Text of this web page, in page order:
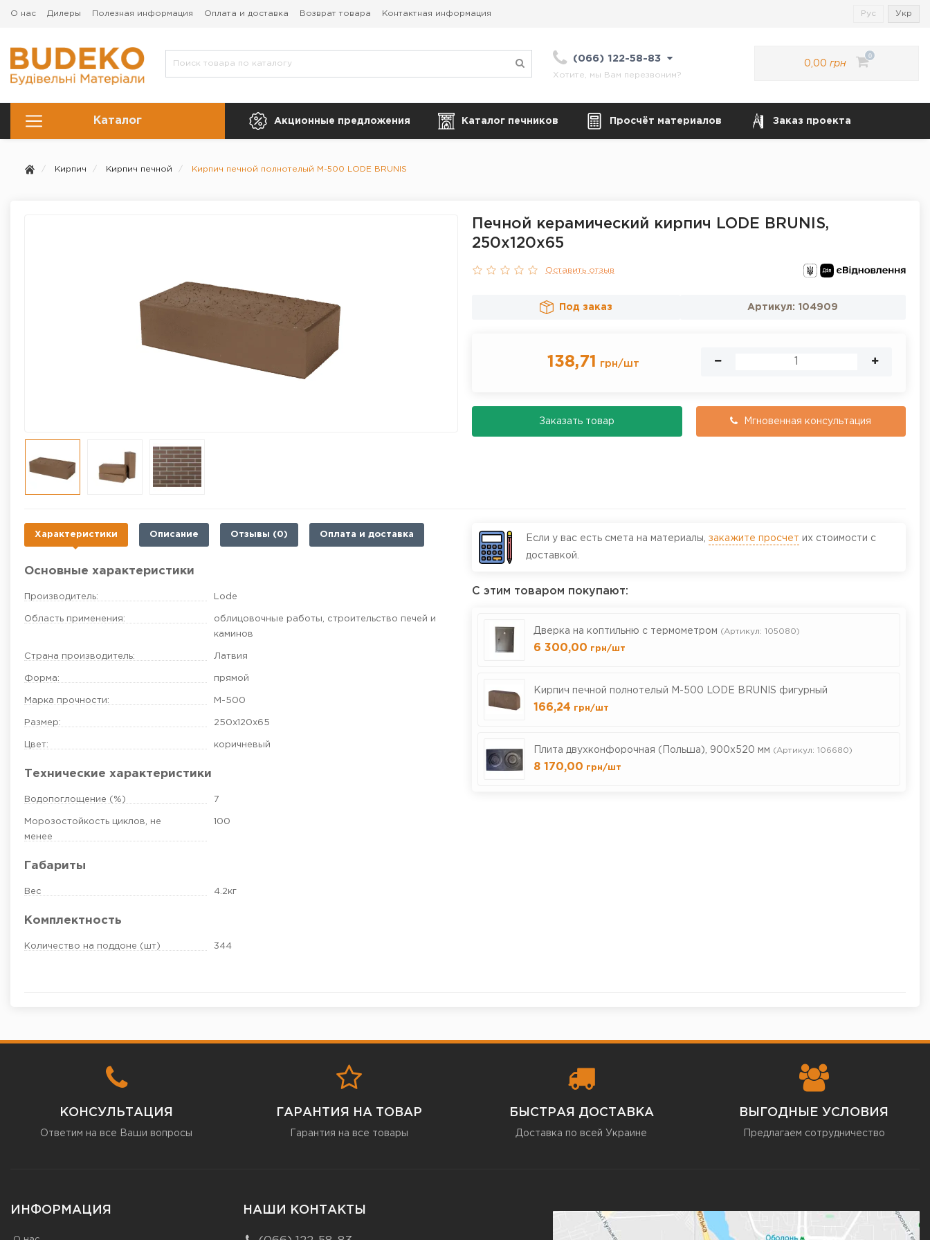
О нас Дилеры Полезная информация Оплата и доставка Возврат товара Контактная информация Рус Укр
(066) 122-58-83
Хотите, мы Вам перезвоним?
0,00 грн
0
Каталог Акционные предложения Каталог печников Просчёт материалов Заказ проекта
Кирпич Кирпич печной Кирпич печной полнотелый М-500 LODE BRUNIS
Печной керамический кирпич LODE BRUNIS,
250x120x65
Оставить отзыв
Под заказ Артикул: 104909
138,71 грн/шт
Заказать товар Мгновенная консультация
Характеристики Описание Отзывы (0) Оплата и доставка
Основные характеристики
Производитель: Lode
Область применения: облицовочные работы
строительство печей и
каминов
Страна производитель: Латвия
Форма: прямой
Марка прочности: М-500
Размер: 250х120х65
Цвет: коричневый
Технические характеристики
Водопоглощение (%) 7
Морозостойкость циклов, не
менее
100
Габариты
Вес 4.2кг
Комплектность
Количество на поддоне (шт) 344
Если у вас есть смета на материалы, закажите просчет их стоимости с
доставкой.
С этим товаром покупают:
Дверка на коптильню с термометром (Артикул: 105080)
6 300,00 грн/шт
Кирпич печной полнотелый М-500 LODE BRUNIS фигурный
166,24 грн/шт
Плита двухконфорочная (Польша), 900х520 мм (Артикул: 106680)
8 170,00 грн/шт
КОНСУЛЬТАЦИЯ
Ответим на все Ваши вопросы
ГАРАНТИЯ НА ТОВАР
Гарантия на все товары
БЫСТРАЯ ДОСТАВКА
Доставка по всей Украине
ВЫГОДНЫЕ УСЛОВИЯ
Предлагаем сотрудничество
ИНФОРМАЦИЯ НАШИ КОНТАКТЫ